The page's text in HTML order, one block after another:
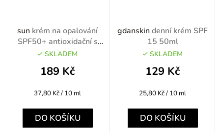
sun krém na opalování
SPF50+ antioxidační s
vitamínem C 50ml
SKLADEM
189 Kč
Měrná
37,80 Kč / 10 ml
DO KOŠÍKU
gdanskindenní krém SPF
15 50ml
SKLADEM
129 Kč
Měrná
25,80 Kč / 10 ml
DO KOŠÍKU